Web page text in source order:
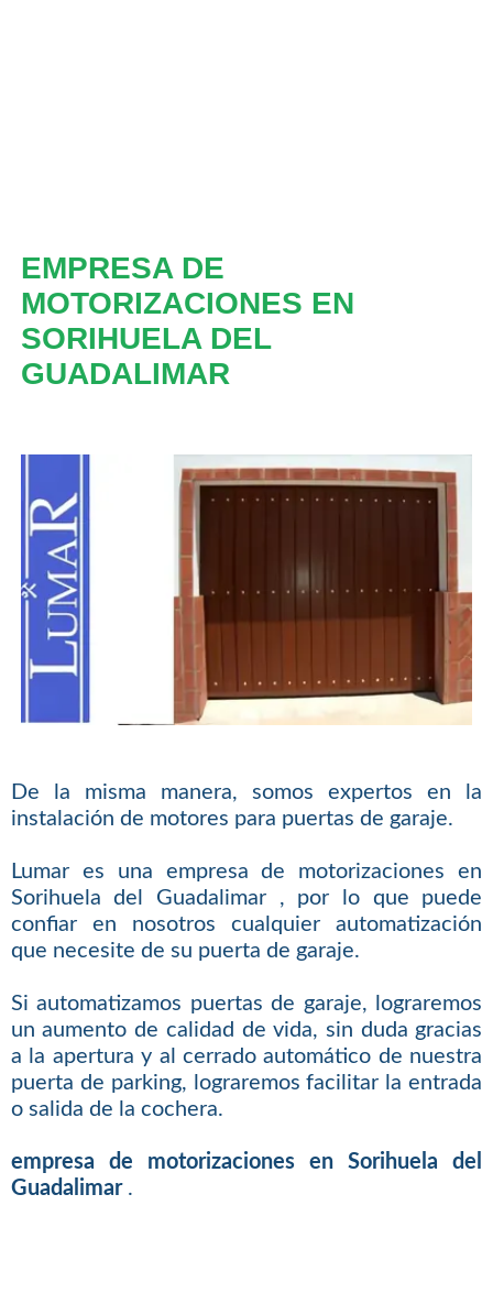
EMPRESA DE
MOTORIZACIONES EN
SORIHUELA DEL
GUADALIMAR
De la misma manera, somos expertos en la
instalación de motores para puertas de garaje.
Lumar es una empresa de motorizaciones en
Sorihuela del Guadalimar , por lo que puede
confiar en nosotros cualquier automatización
que necesite de su puerta de garaje.
Si automatizamos puertas de garaje, lograremos
un aumento de calidad de vida, sin duda gracias
a la apertura y al cerrado automático de nuestra
puerta de parking, lograremos facilitar la entrada
o salida de la cochera.
empresa de motorizaciones en Sorihuela del
Guadalimar .